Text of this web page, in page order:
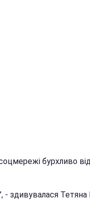
бурхливо
- здивувалася